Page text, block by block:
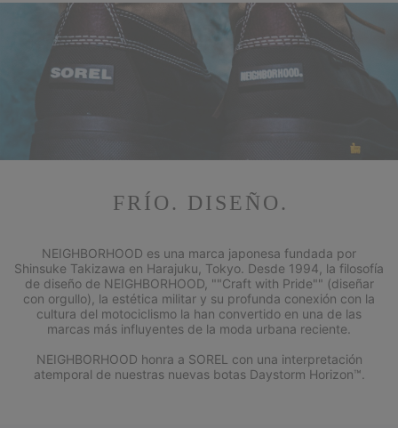
FRÍO. DISEÑO.
NEIGHBORHOOD es una marca japonesa fundada por
Shinsuke Takizawa en Harajuku, Tokyo. Desde 1994, la filosofía
de diseño de NEIGHBORHOOD, ""Craft with Pride"" (diseñar
con orgullo), la estética militar y su profunda conexión con la
cultura del motociclismo la han convertido en una de las
marcas más influyentes de la moda urbana reciente.
NEIGHBORHOOD honra a SOREL con una interpretación
atemporal de nuestras nuevas botas Daystorm Horizon™.